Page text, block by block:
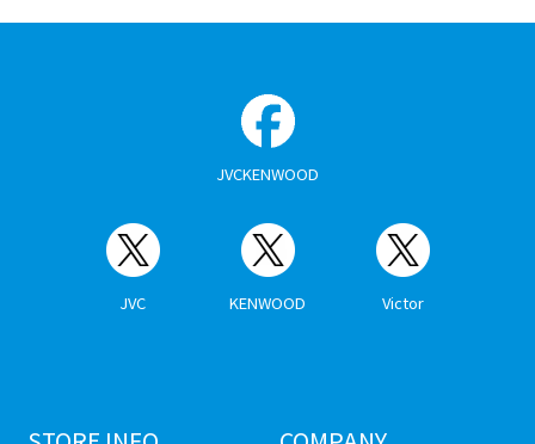
JVCKENWOOD
JVC KENWOOD Victor